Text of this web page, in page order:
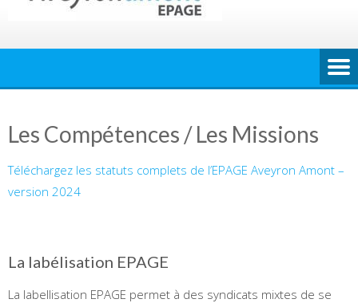
Les Compétences / Les Missions
Téléchargez les statuts complets de l’EPAGE Aveyron Amont –
version 2024
La labélisation EPAGE
La labellisation EPAGE permet à des syndicats mixtes de se